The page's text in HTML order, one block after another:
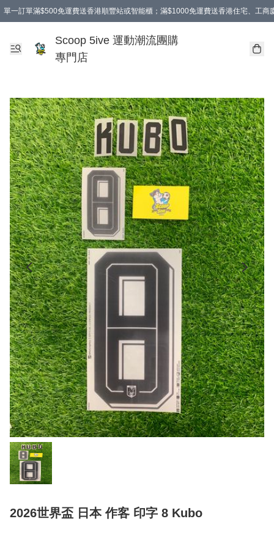
單一訂單滿$500免運費送香港順豐站或智能櫃；滿$1000免運費送香港住宅、工商
Scoop 5ive 運動潮流團購
專門店
2026世界盃 日本 作客 印字 8 Kubo